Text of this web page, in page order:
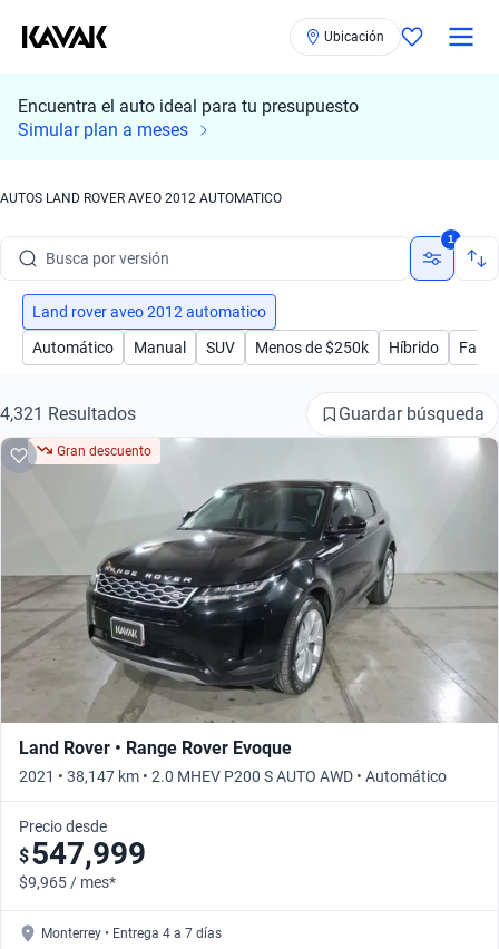
Ubicación
Encuentra el auto ideal para tu presupuesto
Simular plan a meses
AUTOS LAND ROVER AVEO 2012 AUTOMATICO
Busca por marca
Busca por año
Busca por marca
Busca por modelo
Busca por versión
Busca por año
1
Land rover aveo 2012 automatico
Automático
Manual SUV Menos de $250k Híbrido
4,321 Resultados Guardar búsqueda
Gran descuento
Land Rover • Range Rover Evoque
2021 • 38,147 km • 2.0 MHEV P200 S AUTO AWD • Automático
Precio desde
$547,999
$9,965 / mes*
Monterrey • Entrega 4 a 7 días